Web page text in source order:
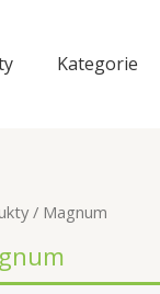
Kategorie
/ Magnum